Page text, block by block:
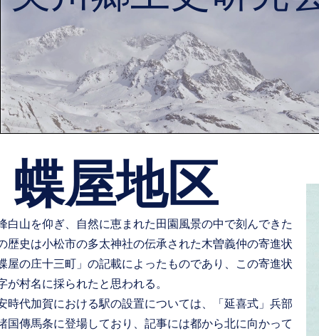
蝶屋地区
山を仰ぎ、自然に恵まれた田園風景の中で刻んできた
歴史は小松市の多太神社の伝承された木曽義仲の寄進状
屋の庄十三町」の記載によったものであり、この寄進状
が村名に採られたと思われる。
代加賀における駅の設置については、「延喜式」兵部
国傳馬条に登場しており、記事には都から北に向かって